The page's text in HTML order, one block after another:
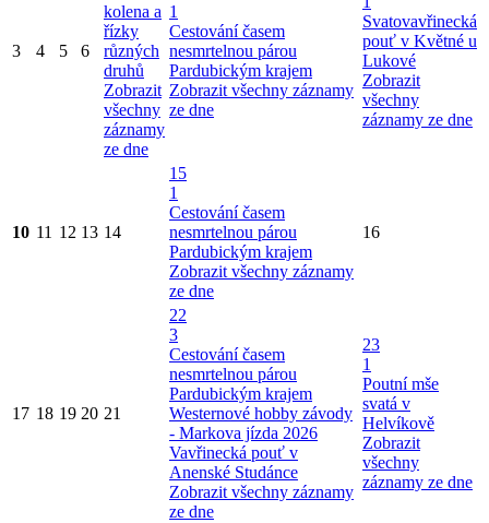
3 4 5 6
kolena a
řízky
různých
druhů
Zobrazit
všechny
záznamy
ze dne
1
Cestování časem
nesmrtelnou párou
Pardubickým krajem
Zobrazit všechny záznamy
ze dne
Svatovavřinecká
pouť v Květné u
Lukové
Zobrazit
všechny
záznamy ze dne
10 11 12 13 14
15
1
Cestování časem
nesmrtelnou párou
Pardubickým krajem
Zobrazit všechny záznamy
ze dne
16
17 18 19 20 21
22
3
Cestování časem
nesmrtelnou párou
Pardubickým krajem
Westernové hobby závody
- Markova jízda 2026
Vavřinecká pouť v
Anenské Studánce
Zobrazit všechny záznamy
ze dne
23
1
Poutní mše
svatá v
Helvíkově
Zobrazit
všechny
záznamy ze dne